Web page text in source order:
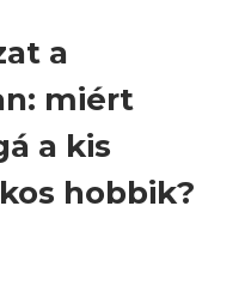
a
miért
a kis
hobbik?